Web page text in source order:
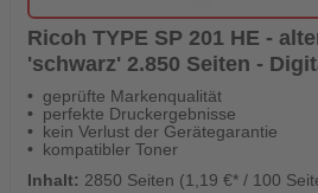
Ricoh TYPE SP 201 HE -
'schwarz' 2.850 Seiten -
geprüfte Markenqualität
perfekte Druckergebnisse
kein Verlust der Gerätegarantie
kompatibler Toner
Inhalt: 2850 Seiten (1,19 €* / 100